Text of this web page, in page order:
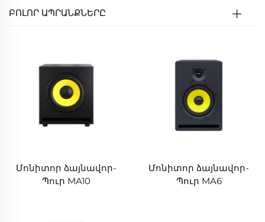
ԲՈԼՈՐ ԱՊՐԱՆՔՆԵՐԸ
Մոնիտոր ձայնավոր-
Պուր MA10
Մոնիտոր ձայնավոր-
Պուր MA6